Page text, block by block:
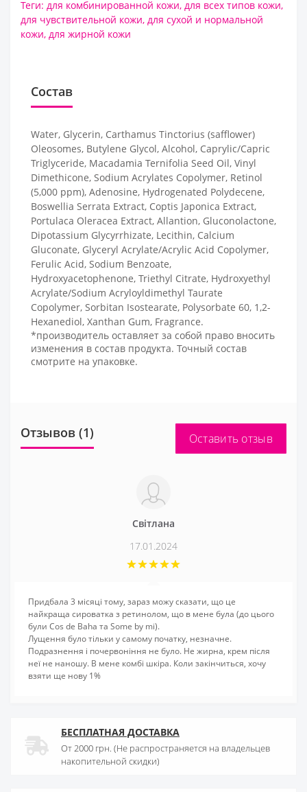
Теги: для комбинированной кожи, для всех типов кожи,
для чувствительной кожи, для сухой и нормальной
кожи, для жирной кожи
Состав
Water, Glycerin, Carthamus Tinctorius (safflower)
Oleosomes, Butylene Glycol, Alcohol, Caprylic/Capric
Triglyceride, Macadamia Ternifolia Seed Oil, Vinyl
Dimethicone, Sodium Acrylates Copolymer, Retinol
(5,000 ppm), Adenosine, Hydrogenated Polydecene,
Boswellia Serrata Extract, Coptis Japonica Extract,
Portulaca Oleracea Extract, Allantion, Gluconolactone,
Dipotassium Glycyrrhizate, Lecithin, Calcium
Gluconate, Glyceryl Acrylate/Acrylic Acid Copolymer,
Ferulic Acid, Sodium Benzoate,
Hydroxyacetophenone, Triethyl Citrate, Hydroxyethyl
Acrylate/Sodium Acryloyldimethyl Taurate
Copolymer, Sorbitan Isostearate, Polysorbate 60, 1,2-
Hexanediol, Xanthan Gum, Fragrance.
*производитель оставляет за собой право вносить
изменения в состав продукта. Точный состав
смотрите на упаковке.
Отзывов (1) Оставить отзыв
Світлана
17.01.2024
Придбала 3 місяці тому, зараз можу сказати, що це
найкраща сироватка з ретинолом, що в мене була (до цього
були Cos de Baha та Some by mi).
Лущення було тільки у самому початку, незначне.
Подразнення і почервоніння не було. Не жирна, крем після
неї не наношу. В мене комбі шкіра. Коли закінчиться, хочу
взяти ще нову 1%
БЕСПЛАТНАЯ ДОСТАВКА
От 2000 грн. (Не распространяется на владельцев
накопительной скидки)